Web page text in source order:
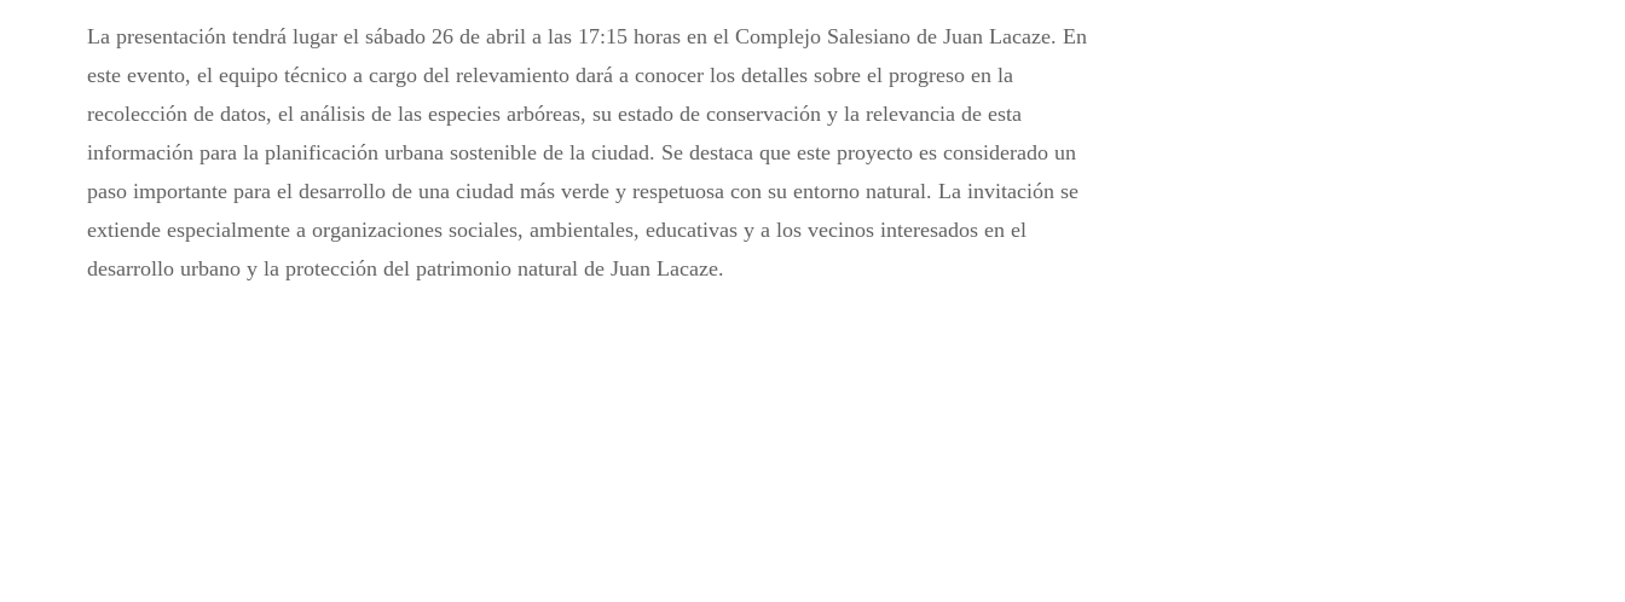
La presentación tendrá lugar el sábado 26 de abril a las 17:15 horas en el Complejo Salesiano de Juan Lacaze. En
este evento, el equipo técnico a cargo del relevamiento dará a conocer los detalles sobre el progreso en la
recolección de datos, el análisis de las especies arbóreas, su estado de conservación y la relevancia de esta
información para la planificación urbana sostenible de la ciudad. Se destaca que este proyecto es considerado un
paso importante para el desarrollo de una ciudad más verde y respetuosa con su entorno natural. La invitación se
extiende especialmente a organizaciones sociales, ambientales, educativas y a los vecinos interesados en el
desarrollo urbano y la protección del patrimonio natural de Juan Lacaze.